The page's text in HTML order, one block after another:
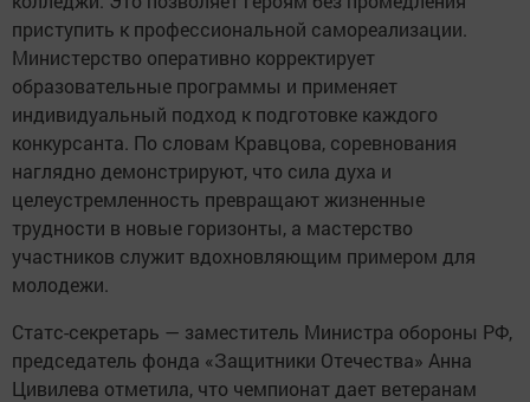
приступить к профессиональной самореализации.
Министерство оперативно корректирует
образовательные программы и применяет
индивидуальный подход к подготовке каждого
конкурсанта. По словам Кравцова, соревнования
наглядно демонстрируют, что сила духа и
целеустремленность превращают жизненные
трудности в новые горизонты, а мастерство
участников служит вдохновляющим примером для
молодежи.
Статс-секретарь — заместитель Министра обороны РФ,
председатель фонда «Защитники Отечества» Анна
Цивилева отметила, что чемпионат дает ветеранам